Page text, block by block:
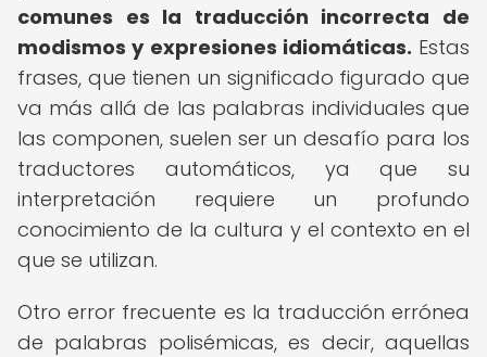
comunes es la traducción incorrecta de
modismos y expresiones idiomáticas. Estas
frases, que tienen un significado figurado que
va más allá de las palabras individuales que
las componen, suelen ser un desafío para los
traductores automáticos, ya que su
interpretación requiere un profundo
conocimiento de la cultura y el contexto en el
que se utilizan.
Otro error frecuente es la traducción errónea
de palabras polisémicas, es decir, aquellas